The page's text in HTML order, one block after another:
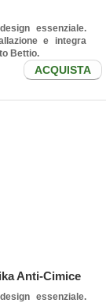
essenziale.
e integra
Bettio.
ACQUISTA
Anti-Cimice
essenziale.